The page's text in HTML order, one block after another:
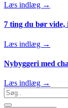
Læs indlæg →
7 ting du bør vide,
Læs indlæg →
Nybyggeri med
Læs indlæg →
Search
...